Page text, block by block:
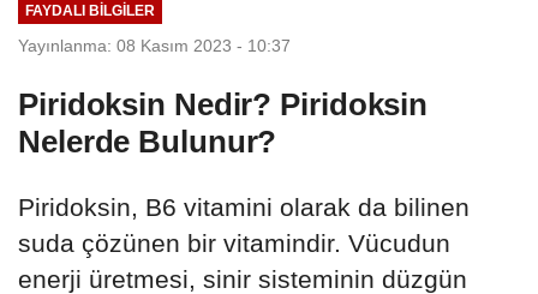
FAYDALI BILGILER
Yayınlanma: 08 Kasım 2023 - 10:37
Piridoksin Nedir? Piridoksin
Nelerde Bulunur?
Piridoksin, B6 vitamini olarak da bilinen
suda çözünen bir vitamindir. Vücudun
enerji üretmesi, sinir sisteminin düzgün